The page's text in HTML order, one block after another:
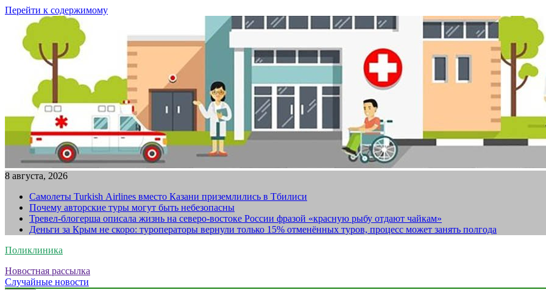
Перейти к содержимому
8 августа, 2026
Самолеты Turkish Airlines вместо Казани приземлились в Тбилиси
Почему авторские туры могут быть небезопасны
Тревел-блогерша описала жизнь на северо-востоке России фразой «красную рыбу отдают чайкам»
Деньги за Крым не скоро: туроператоры вернули только 15% отменённых туров, процесс может занять полгода
Поликлиника
Новостная рассылка
Случайные новости